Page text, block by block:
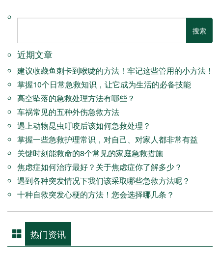
近期文章
建议收藏鱼刺卡到喉咙的方法！牢记这些管用的小方法！
掌握10个日常急救知识，让它成为生活的必备技能
高空坠落的急救处理方法有哪些？
车祸常见的五种外伤急救方法
遇上动物昆虫叮咬后该如何急救处理？
掌握一些急救护理常识，对自己、对家人都非常有益
关键时刻能救命的8个常见的家庭急救措施
焦虑症如何治疗最好？关于焦虑症你了解多少？
遇到各种突发情况下我们该采取哪些急救方法呢？
十种自救突发心梗的方法！您会选择哪几条？
热门资讯